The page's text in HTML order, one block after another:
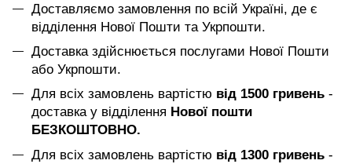
Доставляємо замовлення по всій Україні, де є
відділення Нової Пошти та Укрпошти.
Доставка здійснюється послугами Нової Пошти
або Укрпошти.
Для всіх замовлень вартістю від 1500 гривень -
доставка у відділення Нової пошти
БЕЗКОШТОВНО.
Для всіх замовлень вартістю від 1300 гривень -